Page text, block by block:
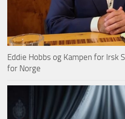
Eddie Hobbs og Kampen for Irsk
for Norge